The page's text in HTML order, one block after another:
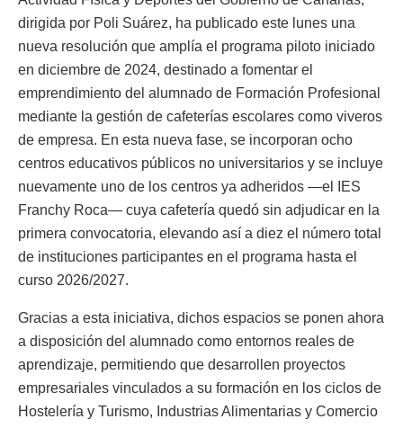
dirigida por Poli Suárez, ha publicado este lunes una
nueva resolución que amplía el programa piloto iniciado
en diciembre de 2024, destinado a fomentar el
emprendimiento del alumnado de Formación Profesional
mediante la gestión de cafeterías escolares como viveros
de empresa. En esta nueva fase, se incorporan ocho
centros educativos públicos no universitarios y se incluye
nuevamente uno de los centros ya adheridos —el IES
Franchy Roca— cuya cafetería quedó sin adjudicar en la
primera convocatoria, elevando así a diez el número total
de instituciones participantes en el programa hasta el
curso 2026/2027.
Gracias a esta iniciativa, dichos espacios se ponen ahora
a disposición del alumnado como entornos reales de
aprendizaje, permitiendo que desarrollen proyectos
empresariales vinculados a su formación en los ciclos de
Hostelería y Turismo, Industrias Alimentarias y Comercio